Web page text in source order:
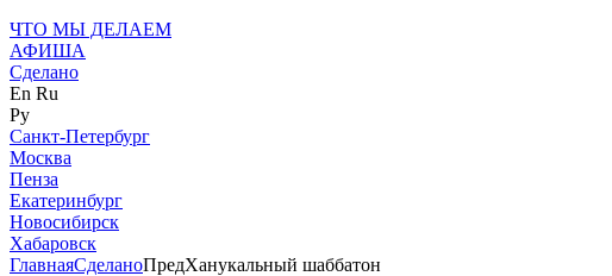
ЧТО МЫ ДЕЛАЕМ
АФИША
Сделано
En Ru
Ру
Санкт-Петербург
Москва
Пенза
Екатеринбург
Новосибирск
Хабаровск
ГлавнаяСделаноПредХанукальный шаббатон